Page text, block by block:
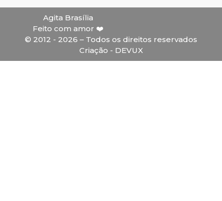
Agita Brasília
Feito com amor ❤️
© 2012 - 2026 – Todos os direitos reservados
Criação - DEVUX